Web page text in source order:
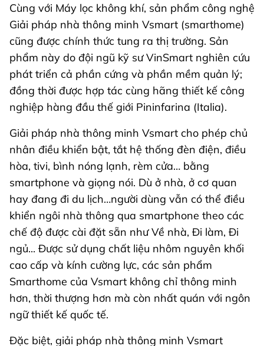
Cùng với Máy lọc không khí, sản phẩm công nghệ
Giải pháp nhà thông minh Vsmart (smarthome)
cũng được chính thức tung ra thị trường. Sản
phẩm này do đội ngũ kỹ sư VinSmart nghiên cứu
phát triển cả phần cứng và phần mềm quản lý;
đồng thời được hợp tác cùng hãng thiết kế công
nghiệp hàng đầu thế giới Pininfarina (Italia).
Giải pháp nhà thông minh Vsmart cho phép chủ
nhân điều khiển bật, tắt hệ thống đèn điện, điều
hòa, tivi, bình nóng lạnh, rèm cửa… bằng
smartphone và giọng nói. Dù ở nhà, ở cơ quan
hay đang đi du lịch…người dùng vẫn có thể điều
khiển ngôi nhà thông qua smartphone theo các
chế độ được cài đặt sẵn như Về nhà, Đi làm, Đi
ngủ... Được sử dụng chất liệu nhôm nguyên khối
cao cấp và kính cường lực, các sản phẩm
Smarthome của Vsmart không chỉ thông minh
hơn, thời thượng hơn mà còn nhất quán với ngôn
ngữ thiết kế quốc tế.
Đặc biệt, giải pháp nhà thông minh Vsmart